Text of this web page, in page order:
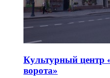
Культурный центр
ворота»